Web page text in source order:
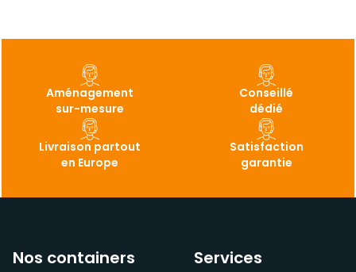
Aménagement
sur-mesure
Conseillé
dédié
Livraison partout
en Europe
Satisfaction
garantie
Nos containers Services